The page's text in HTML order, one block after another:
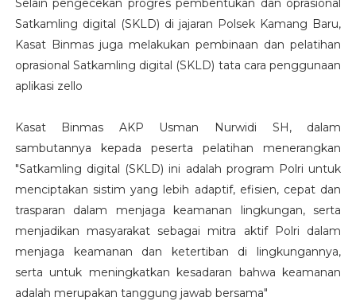
Selain pengecekan progres pembentukan dan oprasional
Satkamling digital (SKLD) di jajaran Polsek Kamang Baru,
Kasat Binmas juga melakukan pembinaan dan pelatihan
oprasional Satkamling digital (SKLD) tata cara penggunaan
aplikasi zello
Kasat Binmas AKP Usman Nurwidi SH, dalam
sambutannya kepada peserta pelatihan menerangkan
"Satkamling digital (SKLD) ini adalah program Polri untuk
menciptakan sistim yang lebih adaptif, efisien, cepat dan
trasparan dalam menjaga keamanan lingkungan, serta
menjadikan masyarakat sebagai mitra aktif Polri dalam
menjaga keamanan dan ketertiban di lingkungannya,
serta untuk meningkatkan kesadaran bahwa keamanan
adalah merupakan tanggung jawab bersama"